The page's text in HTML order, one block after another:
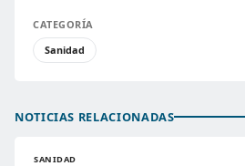
CATEGORÍA
Sanidad
NOTICIAS RELACIONADAS
SANIDAD